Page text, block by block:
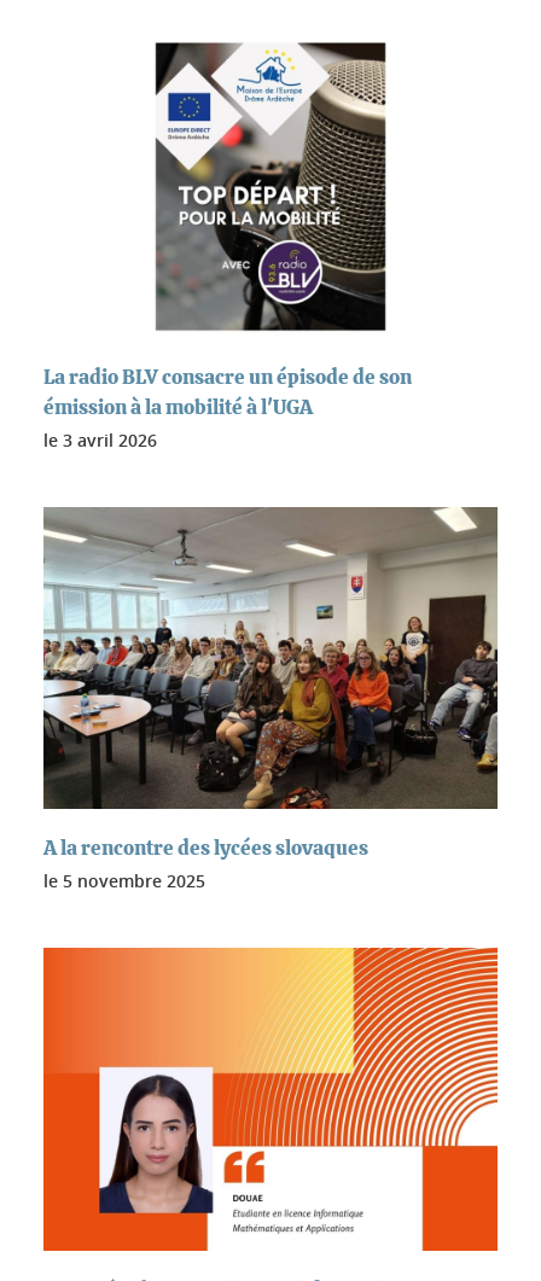
La radio BLV consacre un épisode de son
émission à la mobilité à l'UGA
le 3 avril 2026
A la rencontre des lycées slovaques
le 5 novembre 2025